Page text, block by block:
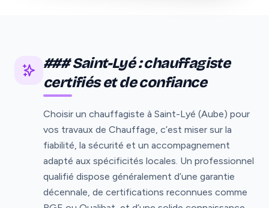
### Saint-Lyé : chauffagiste
certifiés et de confiance
Choisir un chauffagiste à Saint-Lyé (Aube) pour
vos travaux de Chauffage, c’est miser sur la
fiabilité, la sécurité et un accompagnement
adapté aux spécificités locales. Un professionnel
qualifié dispose généralement d’une garantie
décennale, de certifications reconnues comme